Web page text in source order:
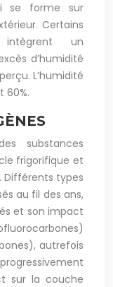
se forme sur
Certains
un
d’humidité
L’humidité
60%.
substances
frigorifique et
types
au fil des ans,
et son impact
autrefois
sur la couche